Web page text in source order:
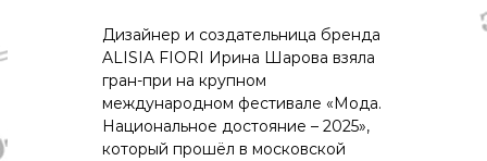
с
к
о
й
о
Дизайнер и создательница бренда
ALISIA FIORI Ирина Шарова взяла
гран-при на крупном
международном фестивале «Мода.
Национальное достояние – 2025»,
который прошёл в московской